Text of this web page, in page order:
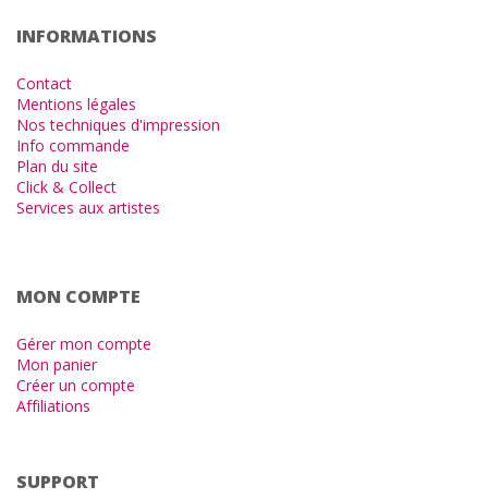
INFORMATIONS
Contact
Mentions légales
Nos techniques d'impression
Info commande
Plan du site
Click & Collect
Services aux artistes
MON COMPTE
Gérer mon compte
Mon panier
Créer un compte
Affiliations
SUPPORT